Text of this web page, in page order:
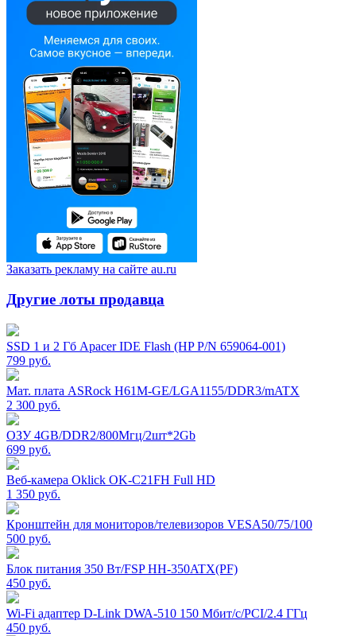
Заказать рекламу на сайте au.ru
Другие лоты продавца
SSD 1 и 2 Гб Apacer IDE Flash (HP P/N 659064-001)
799 руб.
Мат. плата ASRock H61M-GE/LGA1155/DDR3/mATX
2 300 руб.
ОЗУ 4GB/DDR2/800Мгц/2шт*2Gb
699 руб.
Веб-камера Oklick OK-C21FH Full HD
1 350 руб.
Кронштейн для мониторов/телевизоров VESA50/75/100
500 руб.
Блок питания 350 Вт/FSP HH-350ATX(PF)
450 руб.
Wi-Fi адаптер D-Link DWA-510 150 Мбит/с/PCI/2.4 ГГц
450 руб.